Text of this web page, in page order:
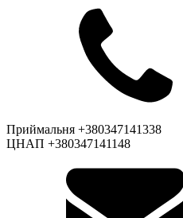
Приймальня +380347141338
ЦНАП +380347141148